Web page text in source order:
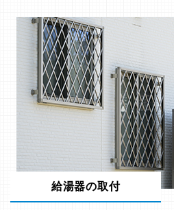
給湯器の取付